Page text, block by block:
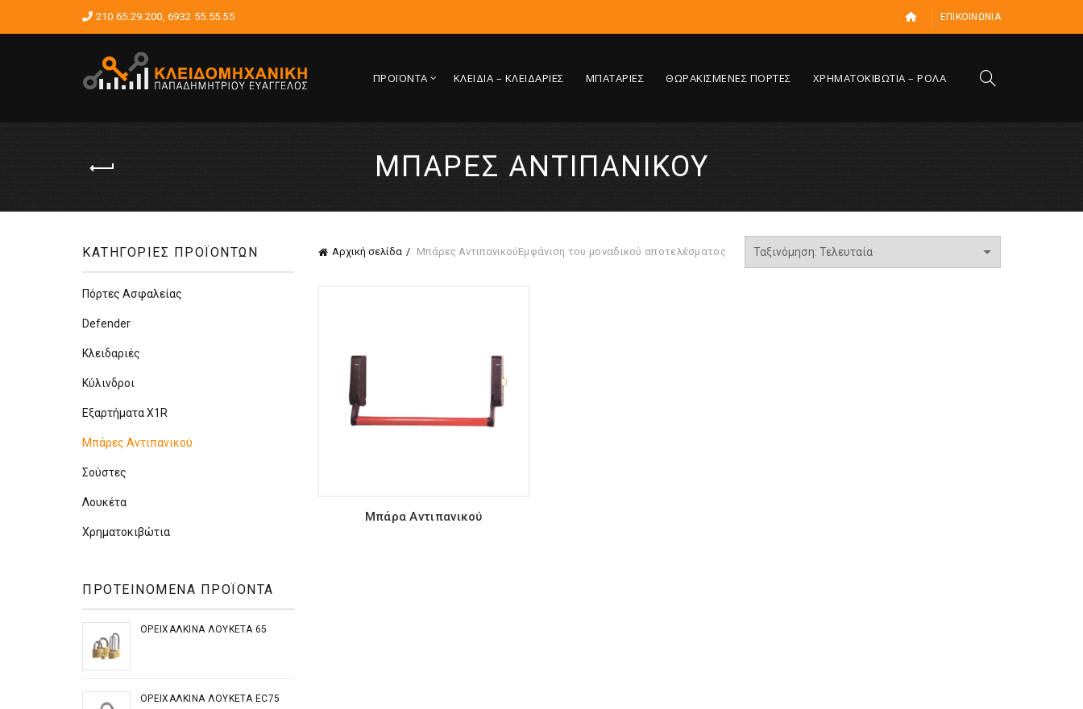
210 65.29.200,6932 55.55.55 ΕΠΙΚΟΙΝΩΝΙΑ
ΠΡΟΪΟΝΤΑ ΚΛΕΙΔΙΑ – ΚΛΕΙΔΑΡΙΕΣ ΜΠΑΤΑΡΙΕΣ ΘΩΡΑΚΙΣΜΕΝΕΣ ΠΟΡΤΕΣ ΧΡΗΜΑΤΟΚΙΒΩΤΙΑ – ΡΟΛΑ
ΜΠΆΡΕΣ ΑΝΤΙΠΑΝΙΚΟΎ
Αρχική σελίδα Μπάρες ΑντιπανικούΕμφάνιση του μοναδικού αποτελέσματος
Μπάρα Αντιπανικού
ΚΑΤΗΓΟΡΙΕΣ ΠΡΟΪΟΝΤΩΝ
Πόρτες Ασφαλείας
Defender
Κλειδαριές
Κύλινδροι
Εξαρτήματα X1R
Μπάρες Αντιπανικού
Σούστες
Λουκέτα
Χρηματοκιβώτια
ΠΡΟΤΕΙΝΟΜΕΝΑ ΠΡΟΪΟΝΤΑ
ΟΡΕΙΧΆΛΚΙΝΑ ΛΟΥΚΈΤΑ 65
ΟΡΕΙΧΆΛΚΙΝΑ ΛΟΥΚΈΤΑ EC75